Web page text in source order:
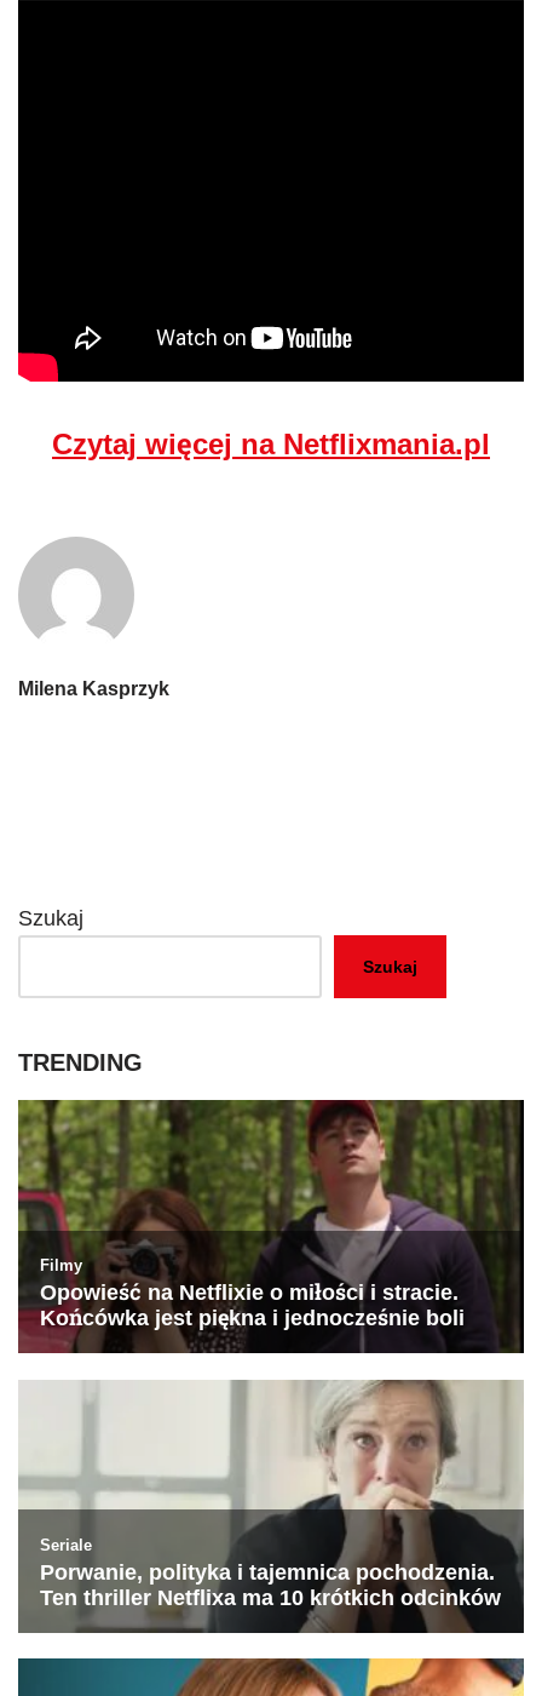
Czytaj więcej na Netflixmania.pl
Milena Kasprzyk
Szukaj
Szukaj
TRENDING